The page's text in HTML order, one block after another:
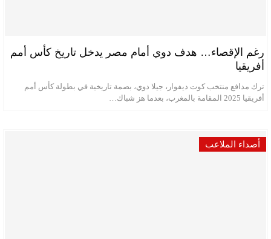
رغم الإقصاء… هدف دوي أمام مصر يدخل تاريخ كأس أمم
أفريقيا
ترك مدافع منتخب كوت ديفوار، جيلا دوي، بصمة تاريخية في بطولة كأس أمم
أفريقيا 2025 المقامة بالمغرب، بعدما هز شباك…
أصداء الملاعب